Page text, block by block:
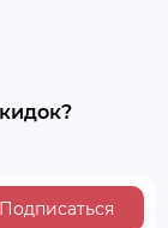
Подписаться